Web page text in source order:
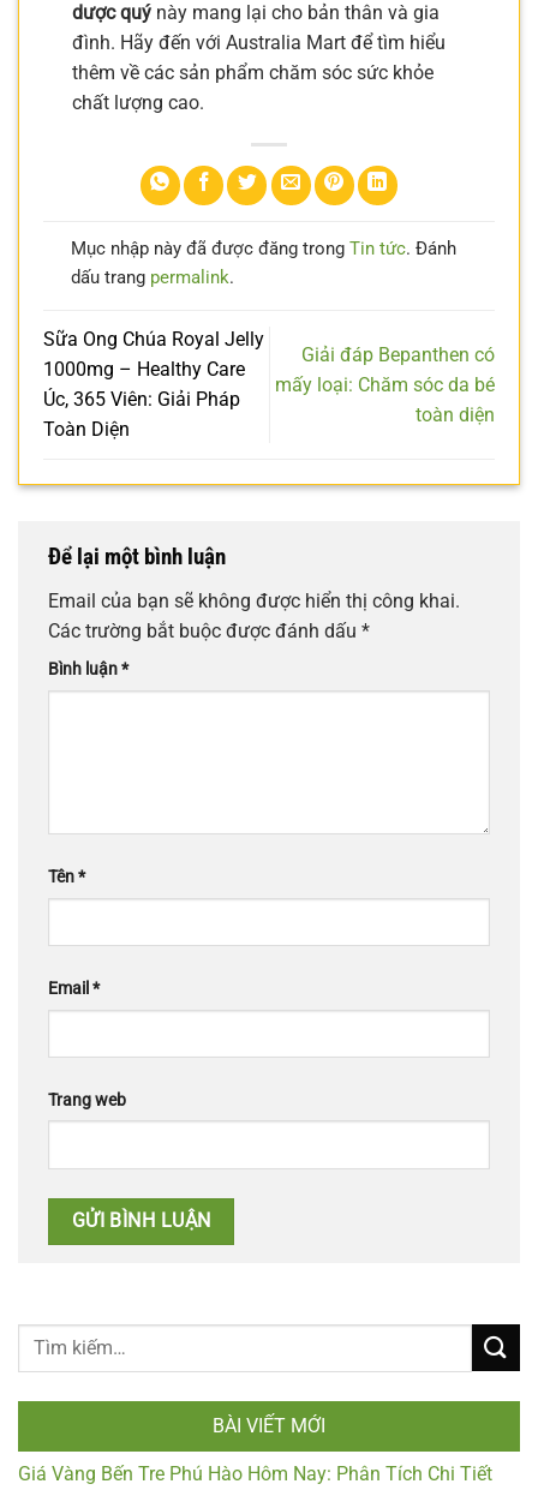
dược quý này mang lại cho bản thân và gia
đình. Hãy đến với Australia Mart để tìm hiểu
thêm về các sản phẩm chăm sóc sức khỏe
chất lượng cao.
Mục nhập này đã được đăng trong Tin tức. Đánh
dấu trang permalink.
Sữa Ong Chúa Royal Jelly
1000mg – Healthy Care
Úc, 365 Viên: Giải Pháp
Toàn Diện
Giải đáp Bepanthen có
mấy loại: Chăm sóc da bé
toàn diện
Để lại một bình luận
Email của bạn sẽ không được hiển thị công khai.
Các trường bắt buộc được đánh dấu *
Bình luận*
Tên*
Email *
Trang web
BÀI VIẾT MỚI
Giá Vàng Bến Tre Phú Hào Hôm Nay: Phân Tích Chi Tiết